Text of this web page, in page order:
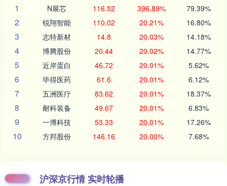
1
N展芯 116.52 396.89% 79.39%
2 锐翔智能 110.02 20.21% 16.80%
3 志特新材 14.8 20.03% 14.18%
4 博腾股份 20.44 20.02% 14.77%
5 近岸蛋白 46.72 20.01% 5.62%
6 毕得医药 61.6 20.01% 6.12%
7 五洲医疗 83.62 20.01% 18.37%
8 耐科装备 49.67 20.01% 6.83%
9 一博科技 53.33 20.01% 17.26%
10 方邦股份 146.16 20.00% 7.68%
沪深京行情 实时轮播